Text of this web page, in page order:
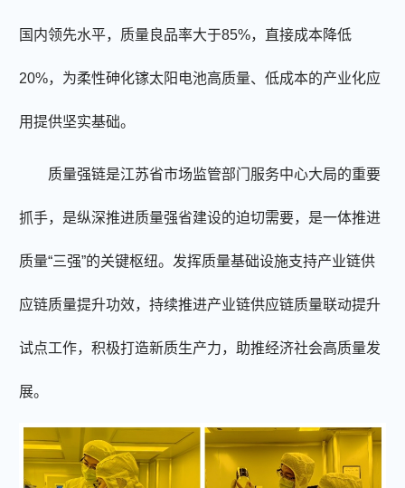
国内领先水平，质量良品率大于85%，直接成本降低
20%，为柔性砷化镓太阳电池高质量、低成本的产业化应
用提供坚实基础。
质量强链是江苏省市场监管部门服务中心大局的重要
抓手，是纵深推进质量强省建设的迫切需要，是一体推进
质量“三强”的关键枢纽。发挥质量基础设施支持产业链供
应链质量提升功效，持续推进产业链供应链质量联动提升
试点工作，积极打造新质生产力，助推经济社会高质量发
展。